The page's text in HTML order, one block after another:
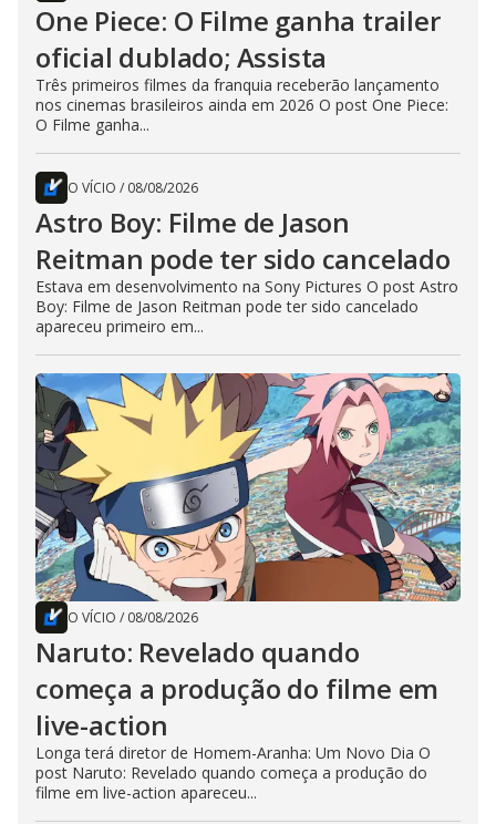
One Piece: O Filme ganha trailer
oficial dublado; Assista
Três primeiros filmes da franquia receberão lançamento
nos cinemas brasileiros ainda em 2026 O post One Piece:
O Filme ganha...
O VÍCIO / 08/08/2026
Astro Boy: Filme de Jason
Reitman pode ter sido cancelado
Estava em desenvolvimento na Sony Pictures O post Astro
Boy: Filme de Jason Reitman pode ter sido cancelado
apareceu primeiro em...
O VÍCIO / 08/08/2026
Naruto: Revelado quando
começa a produção do filme em
live-action
Longa terá diretor de Homem-Aranha: Um Novo Dia O
post Naruto: Revelado quando começa a produção do
filme em live-action apareceu...